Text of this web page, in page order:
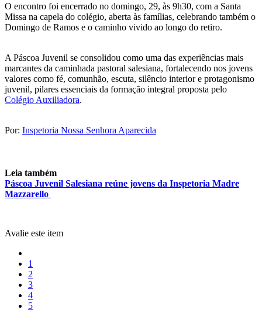
O encontro foi encerrado no domingo, 29, às 9h30, com a Santa
Missa na capela do colégio, aberta às famílias, celebrando também o
Domingo de Ramos e o caminho vivido ao longo do retiro.
A Páscoa Juvenil se consolidou como uma das experiências mais
marcantes da caminhada pastoral salesiana, fortalecendo nos jovens
valores como fé, comunhão, escuta, silêncio interior e protagonismo
juvenil, pilares essenciais da formação integral proposta pelo
Colégio Auxiliadora.
Por: Inspetoria Nossa Senhora Aparecida
Leia também
Páscoa Juvenil Salesiana reúne jovens da Inspetoria Madre
Mazzarello
Avalie este item
1
2
3
4
5